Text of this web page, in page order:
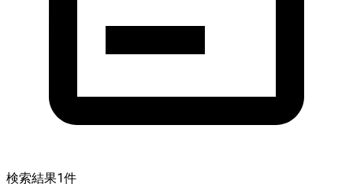
検索結果1件